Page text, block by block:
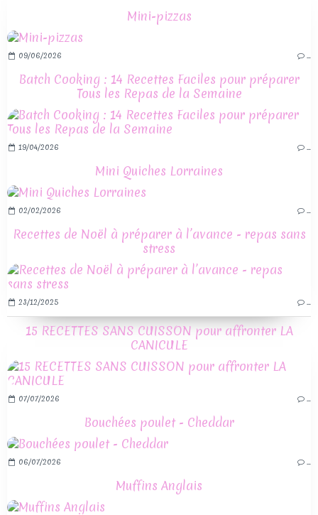
Mini-pizzas
09/06/2026
Batch Cooking : 14 Recettes Faciles pour préparer
Tous les Repas de la Semaine
19/04/2026
Mini Quiches Lorraines
02/02/2026
Recettes de Noël à préparer à l’avance - repas sans
stress
23/12/2025
15 RECETTES SANS CUISSON pour affronter LA
CANICULE
07/07/2026
Bouchées poulet - Cheddar
06/07/2026
Muffins Anglais